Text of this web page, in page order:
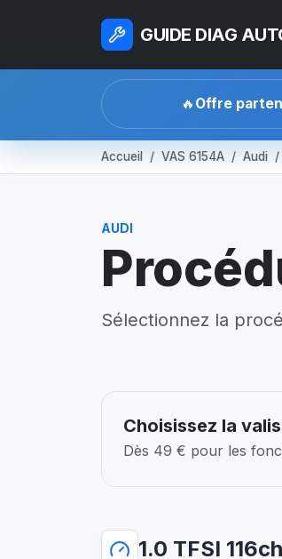
GUIDE DIAG
🔥 Offre
Accueil VAS 6154A Audi
AUDI
Sélectionnez la
Choisissez la
Dès 49 € pour les
1.0 TFSI 116ch